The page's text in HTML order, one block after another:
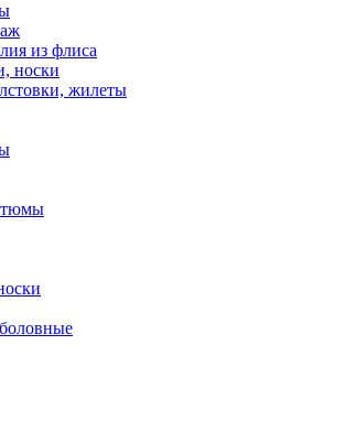
из флиса
носки
жилеты